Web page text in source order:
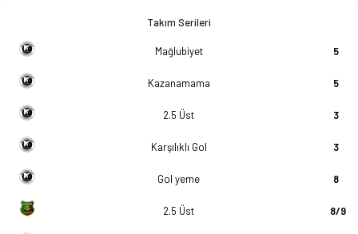
Takım Serileri
Mağlubiyet 5
Kazanamama 5
2.5 Üst 3
Karşılıklı Gol 3
Gol yeme 8
2.5 Üst 8/9